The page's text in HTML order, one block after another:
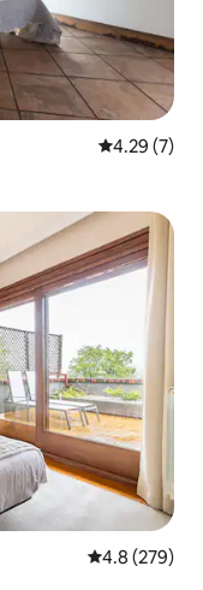
レビュー7
4.29 (7)
レビュー279
4.8 (279)